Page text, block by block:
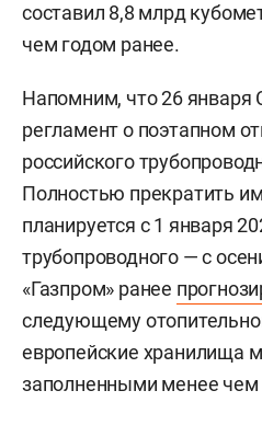
составил 8,8 млрд
чем годом ранее.
Напомним, что 26 января
регламент о поэтапном
российского
Полностью прекратить
планируется с 1 января
трубопроводного — с
«Газпром» ранее
следующему
европейские хранилища
заполненными менее чем